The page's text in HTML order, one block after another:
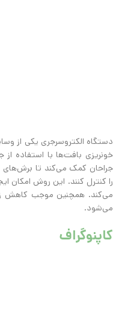
دستگاه الکتروسرجری یکی از
خونریزی بافت‌ها با استفاده
جراحان کمک می‌کند تا برش‌های
را کنترل کنند. این روش امکان
می‌کند. همچنین موجب کاهش
می‌شود.
کاپنوگراف